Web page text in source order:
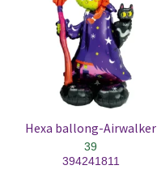
Hexa ballong-Airwalker
39
394241811